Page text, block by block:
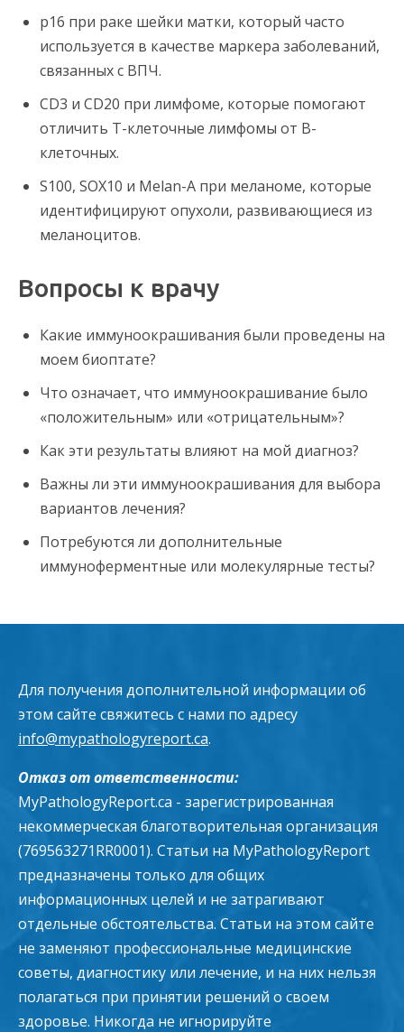
p16 при раке шейки матки, который часто
используется в качестве маркера заболеваний,
связанных с ВПЧ.
CD3 и CD20 при лимфоме, которые помогают
отличить Т-клеточные лимфомы от В-
клеточных.
S100, SOX10 и Melan-A при меланоме, которые
идентифицируют опухоли, развивающиеся из
меланоцитов.
Вопросы к врачу
Какие иммуноокрашивания были проведены на
моем биоптате?
Что означает, что иммуноокрашивание было
«положительным» или «отрицательным»?
Как эти результаты влияют на мой диагноз?
Важны ли эти иммуноокрашивания для выбора
вариантов лечения?
Потребуются ли дополнительные
иммуноферментные или молекулярные тесты?
Для получения дополнительной информации об
этом сайте свяжитесь с нами по адресу
info@mypathologyreport.ca.
Отказ от ответственности:
MyPathologyReport.ca - зарегистрированная
некоммерческая благотворительная организация
(769563271RR0001). Статьи на MyPathologyReport
предназначены только для общих
информационных целей и не затрагивают
отдельные обстоятельства. Статьи на этом сайте
не заменяют профессиональные медицинские
советы, диагностику или лечение, и на них нельзя
полагаться при принятии решений о своем
здоровье. Никогда не игнорируйте